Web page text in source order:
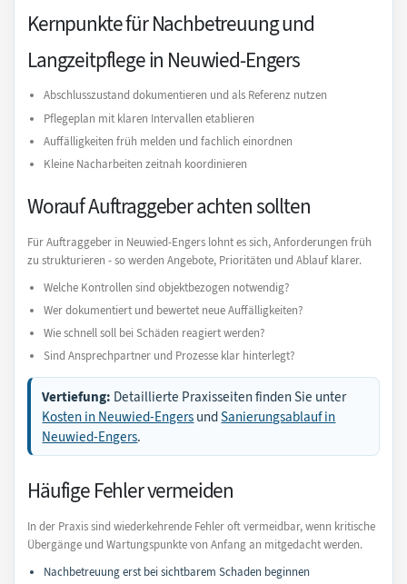
Kernpunkte für Nachbetreuung und
Langzeitpflege in Neuwied-Engers
Abschlusszustand dokumentieren und als Referenz nutzen
Pflegeplan mit klaren Intervallen etablieren
Auffälligkeiten früh melden und fachlich einordnen
Kleine Nacharbeiten zeitnah koordinieren
Worauf Auftraggeber achten sollten
Für Auftraggeber in Neuwied-Engers lohnt es sich, Anforderungen früh
zu strukturieren - so werden Angebote, Prioritäten und Ablauf klarer.
Welche Kontrollen sind objektbezogen notwendig?
Wer dokumentiert und bewertet neue Auffälligkeiten?
Wie schnell soll bei Schäden reagiert werden?
Sind Ansprechpartner und Prozesse klar hinterlegt?
Vertiefung: Detaillierte Praxisseiten finden Sie unter
Kosten in Neuwied-Engers undSanierungsablauf in
Neuwied-Engers.
Häufige Fehler vermeiden
In der Praxis sind wiederkehrende Fehler oft vermeidbar, wenn kritische
Übergänge und Wartungspunkte von Anfang an mitgedacht werden.
Nachbetreuung erst bei sichtbarem Schaden beginnen